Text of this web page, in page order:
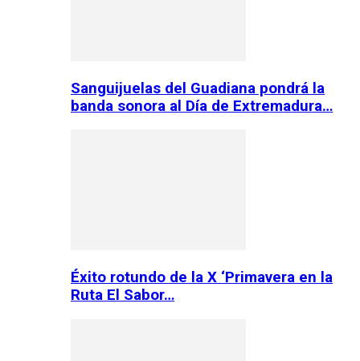
Sanguijuelas del Guadiana pondrá la
banda sonora al Día de Extremadura…
Éxito rotundo de la X ‘Primavera en la
Ruta El Sabor…